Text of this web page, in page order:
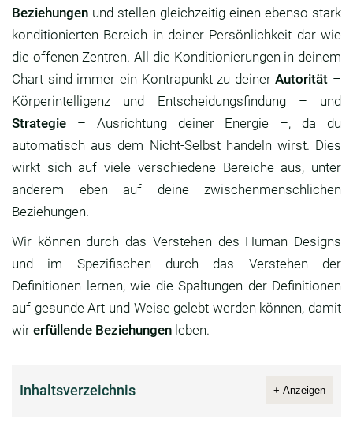
Beziehungen und stellen gleichzeitig einen ebenso stark
konditionierten Bereich in deiner Persönlichkeit dar wie
die offenen Zentren. All die Konditionierungen in deinem
Chart sind immer ein Kontrapunkt zu deinerAutorität –
Körperintelligenz und Entscheidungsfindung – und
Strategie – Ausrichtung deiner Energie –, da du
automatisch aus dem Nicht-Selbst handeln wirst. Dies
wirkt sich auf viele verschiedene Bereiche aus, unter
anderem eben auf deine zwischenmenschlichen
Beziehungen.
Wir können durch das Verstehen des Human Designs
und im Spezifischen durch das Verstehen der
Definitionen lernen, wie die Spaltungen der Definitionen
auf gesunde Art und Weise gelebt werden können, damit
wir erfüllende Beziehungen leben.
Inhaltsverzeichnis + Anzeigen